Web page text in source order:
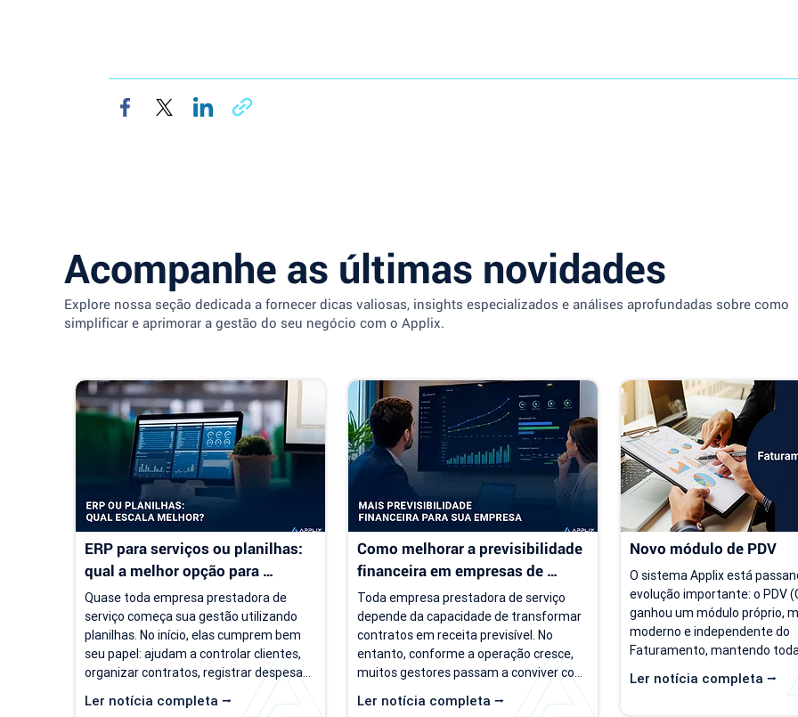
Acompanhe as últimas novidades
Explore nossa seção dedicada a fornecer dicas valiosas, insights especializados e análises aprofundadas sobre como
simplificar e aprimorar a gestão do seu negócio com o Applix.
ERP para serviços ou planilhas:
qual a melhor opção para
empresas de serviço?
Ler notícia completa ⭢
Quase toda empresa prestadora de
serviço começa sua gestão utilizando
planilhas. No início, elas cumprem bem
seu papel: ajudam a controlar clientes,
organizar contratos, registrar despesas
e acompanhar o faturamento. O
problema é que a empresa evolui, mas o
Como melhorar a previsibilidade
financeira em empresas de
serviço
Ler notícia completa ⭢
Toda empresa prestadora de serviço
depende da capacidade de transformar
contratos em receita previsível. No
entanto, conforme a operação cresce,
muitos gestores passam a conviver com
um cenário de incerteza. Existe carteira
de clientes, há contratos ativos e novos
Novo módulo de PDV
Ler notícia completa ⭢
O sistema Applix está
evolução importante: o PDV
ganhou um módulo próprio,
moderno e independente do
Faturamento, mantendo
partir de 15/07/26, as duas